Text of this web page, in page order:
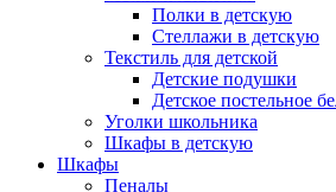
Полки в детскую
Стеллажи в детскую
Текстиль для детской
Детские подушки
Детское постельное
Уголки школьника
Шкафы в детскую
Шкафы
Пеналы